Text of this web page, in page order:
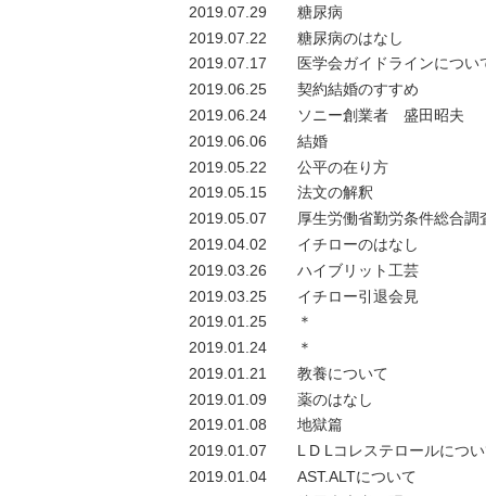
2019.07.29
糖尿病
2019.07.22
糖尿病のはなし
2019.07.17
医学会ガイドラインについ
2019.06.25
契約結婚のすすめ
2019.06.24
ソニー創業者 盛田昭夫
2019.06.06
結婚
2019.05.22
公平の在り方
2019.05.15
法文の解釈
2019.05.07
厚生労働省勤労条件総合調
2019.04.02
イチローのはなし
2019.03.26
ハイブリット工芸
2019.03.25
イチロー引退会見
2019.01.25
＊
2019.01.24
＊
2019.01.21
教養について
2019.01.09
薬のはなし
2019.01.08
地獄篇
2019.01.07
L D Lコレステロールにつ
2019.01.04
AST.ALTについて